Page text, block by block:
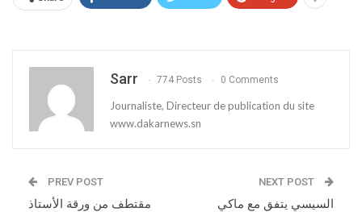
Sarr 774 Posts 0 Comments
Journaliste, Directeur de publication du site
www.dakarnews.sn
PREV POST
مقتطف من ورقة الأستاذ
NEXT POST
السيسي يتفق مع ماكي